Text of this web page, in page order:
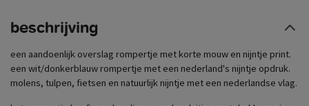
beschrijving
een aandoenlijk overslag rompertje met korte mouw en nijntje print.
een wit/donkerblauw rompertje met een nederland's nijntje opdruk.
molens, tulpen, fietsen en natuurlijk nijntje met een nederlandse vlag.